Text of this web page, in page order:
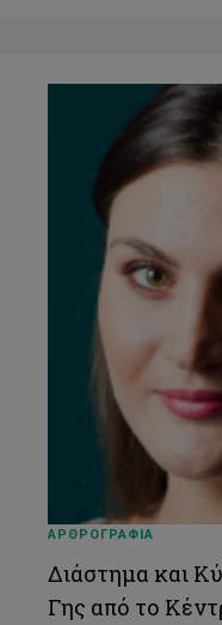
ΑΡΘΡΟΓΡΑΦΙΑ
Διάστημα και
Γης από το